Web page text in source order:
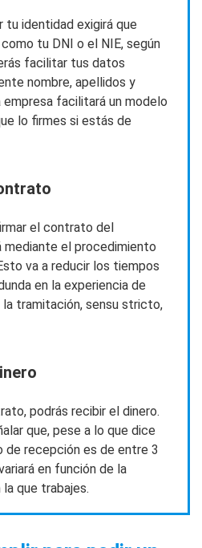
tu identidad exigirá que
tu DNI o el NIE, según
facilitar tus datos
nombre, apellidos y
facilitará un modelo
lo firmes si estás de
el contrato del
mediante el procedimiento
va a reducir los tiempos
en la experiencia de
la tramitación, sensu stricto,
podrás recibir el dinero.
que, pese a lo que dice
de recepción es de entre 3
en función de la
que trabajes.